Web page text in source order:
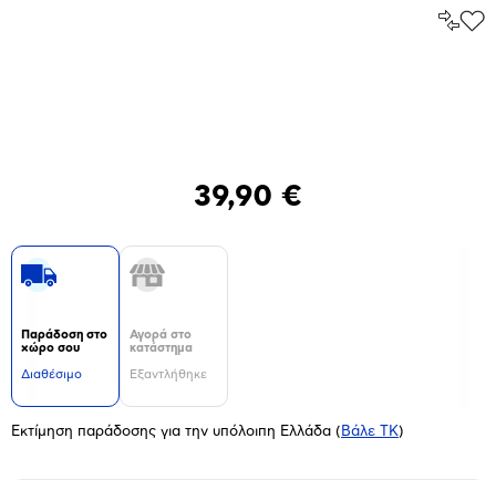
39,90 €
Παράδοση στο
χώρο σου
Διαθέσιμο
Αγορά στο
κατάστημα
Εξαντλήθηκε
Εκτίμηση παράδοσης για την υπόλοιπη Ελλάδα ( Βάλε ΤΚ)